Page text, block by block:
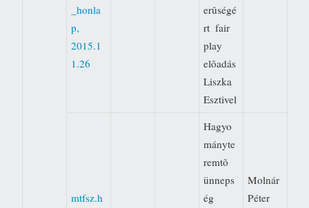
_honla
p,
2015.1
1.26
erûségé
rt  fair
play
elõadás
Liszka
Esztivel
mtfsz.h
Hagyo
mányte
remtõ
ünneps
ég 
Molnár
Péter